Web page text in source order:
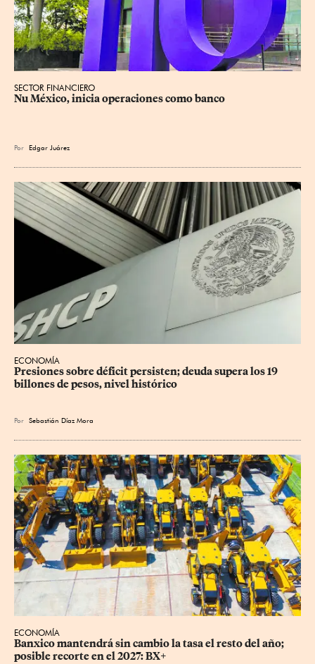
SECTOR FINANCIERO
Nu México, inicia operaciones como banco
Por Edgar Juárez
ECONOMÍA
Presiones sobre déficit persisten; deuda supera los 19
billones de pesos, nivel histórico
Por Sebastián Díaz Mora
ECONOMÍA
Banxico mantendrá sin cambio la tasa el resto del año;
posible recorte en el 2027: BX+